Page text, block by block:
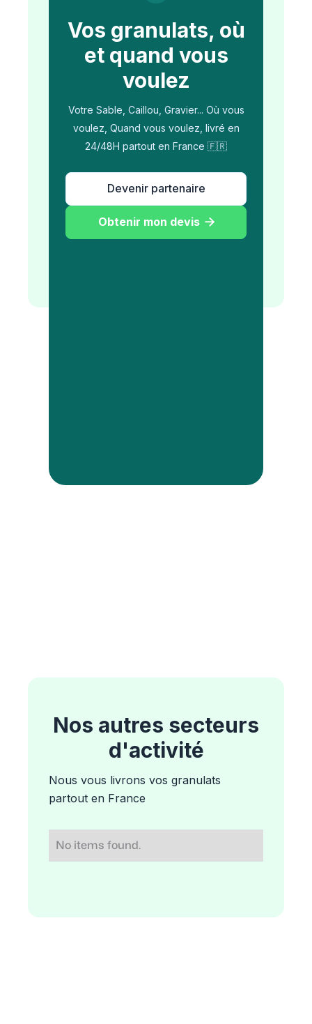
Vos granulats, où
et quand vous
voulez
Votre Sable, Caillou, Gravier... Où vous
voulez, Quand vous voulez, livré en
24/48H partout en France 🇫🇷
Devenir partenaire
Obtenir mon devis 
Nos autres secteurs
d'activité
Nous vous livrons vos granulats
partout en France
No items found.